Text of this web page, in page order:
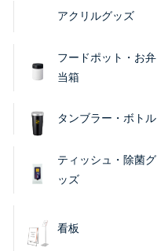
アクリルグッズ
フードポット・お弁
当箱
タンブラー・ボトル
ティッシュ・除菌グ
ッズ
看板